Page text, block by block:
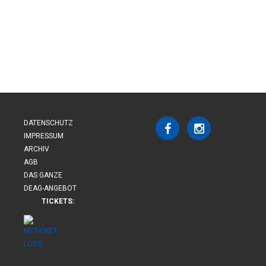
DATENSCHUTZ
IMPRESSUM
ARCHIV
AGB
DAS GANZE
DEAG-ANGEBOT
TICKETS: